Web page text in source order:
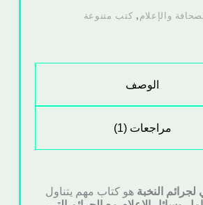
والإعلام , كتب متنوعة
الوصف
مراجعات (1)
لجرائم النخبة هو كتاب مهم يتناول